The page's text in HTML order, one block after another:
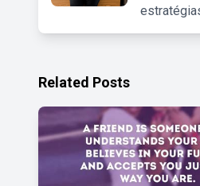
Related Posts